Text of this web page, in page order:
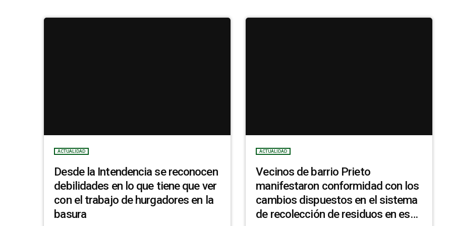
ACTUALIDAD
Desde la Intendencia se reconocen
debilidades en lo que tiene que ver
con el trabajo de hurgadores en la
basura
ACTUALIDAD
Vecinos de barrio Prieto
manifestaron conformidad con los
cambios dispuestos en el sistema
de recolección de residuos en esa